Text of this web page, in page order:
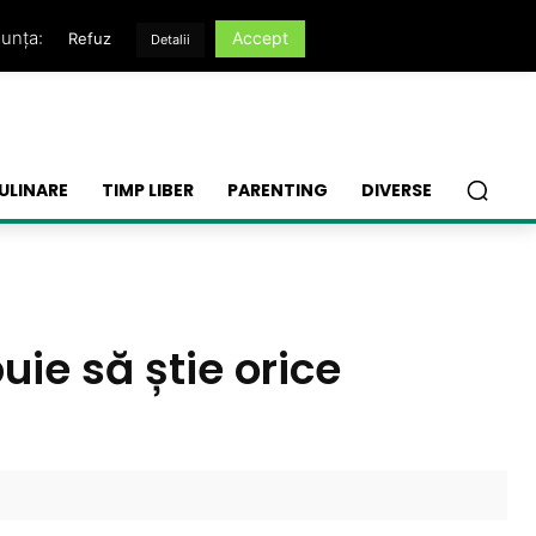
TIMP LIBER PARENTING DIVERSE
să știe orice
Refuz Detalii Accept